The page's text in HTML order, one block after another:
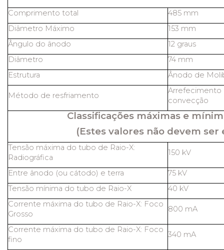
Comprimento total
485 mm
Diâmetro Máximo
153 mm
Ângulo do ânodo
12 graus
Diâmetro
74 mm
Estrutura
Ânodo de
Método de resfriamento
Arrefecimento
convecção
Classificações máximas e
(Estes valores não devem ser
Tensão máxima do tubo de Raio-X:
Radiográfica
150 kV
Entre ânodo (ou cátodo) e terra
75 kV
Tensão mínima do tubo de Raio-X
40 kV
Corrente máxima do tubo de Raio-X: Foco
Grosso
800 mA
Corrente máxima do tubo de Raio-X: Foco
fino
340 mA